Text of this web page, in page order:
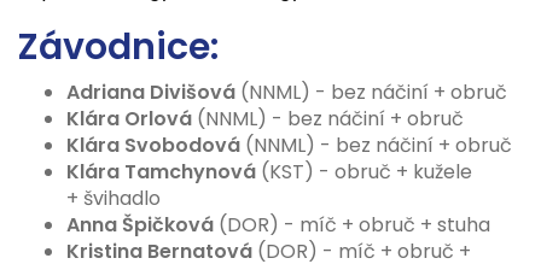
Závodnice:
Adriana Divišová (NNML) - bez náčiní + obruč
Klára Orlová (NNML) - bez náčiní + obruč
Klára Svobodová (NNML) - bez náčiní + obruč
Klára Tamchynová (KST) - obruč + kužele
+ švihadlo
Anna Špičková (DOR) - míč + obruč + stuha
Kristina Bernatová (DOR) - míč + obruč +